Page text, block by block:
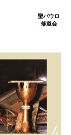
聖パウロ
修道会